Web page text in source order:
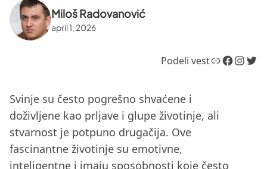
Miloš Radovanović
april 1, 2026
Podeli vestLink Facebook InstagramTwitter
Svinje su često pogrešno shvaćene i
doživljene kao prljave i glupe životinje, ali
stvarnost je potpuno drugačija. Ove
fascinantne životinje su emotivne,
inteligentne i imaju sposobnosti koje često